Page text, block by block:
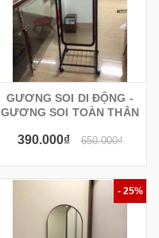
GƯƠNG SOI DI ĐỘNG -
GƯƠNG SOI TOÀN THÂN
390.000₫ 650.000₫
- 25%